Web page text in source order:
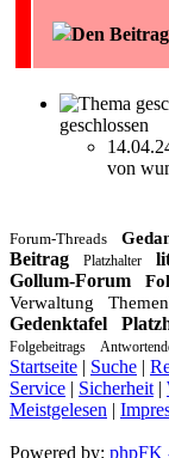
Den
geschlossen
von
Forum-Threads
Beitrag
Platzhalter
Gollum-Forum
Verwaltung
Gedenktafel
Folgebeitrags
Startseite | Suche |
Service | Sicherheit |
Meistgelesen |
Powered by: phpFK